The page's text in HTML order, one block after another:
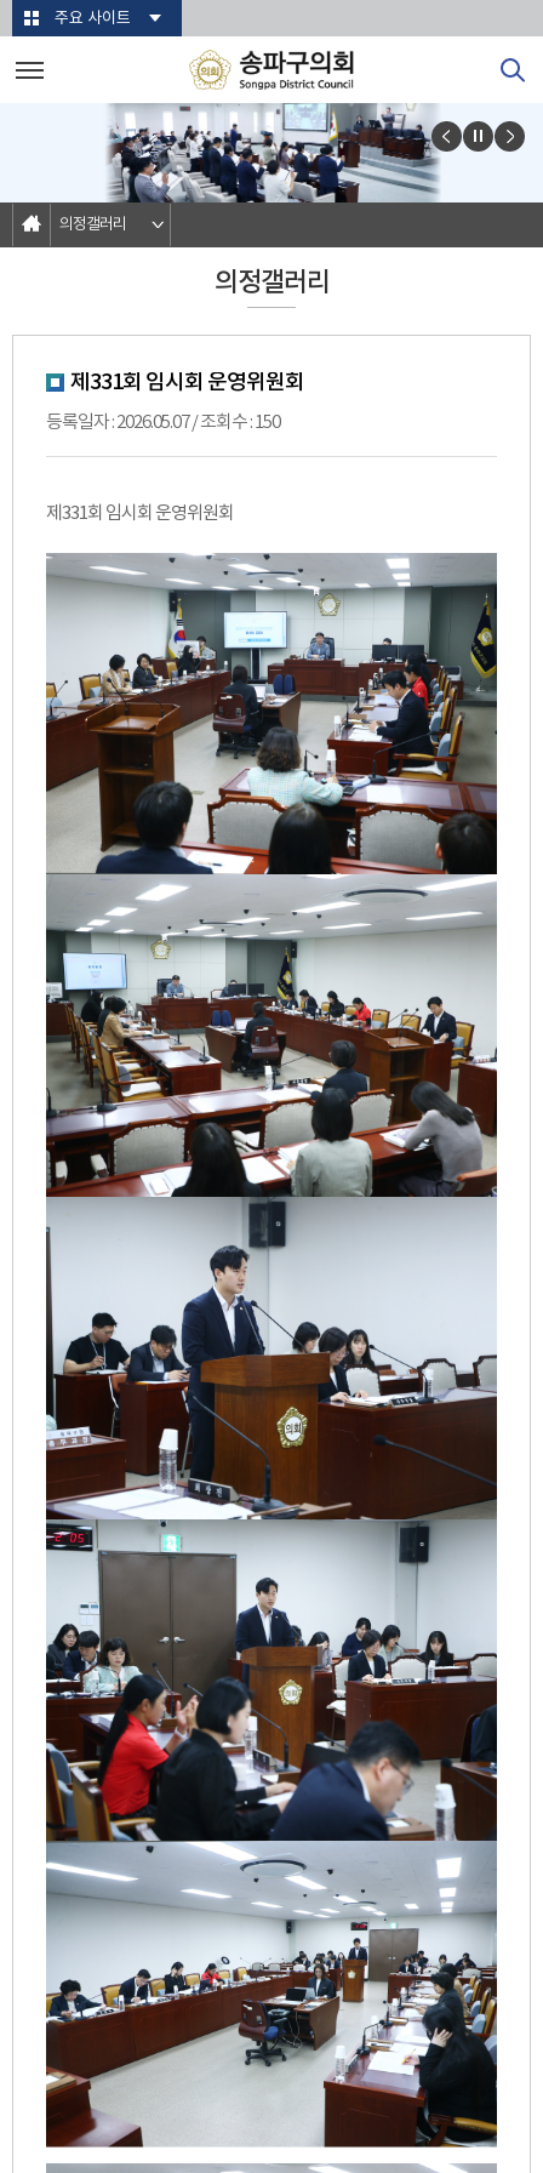
본문바로가기주요 사이트
의정갤러리
의정갤러리
제331회 임시회 운영위원회
등록일자 : 2026.05.07 / 조회수 : 150
제331회 임시회 운영위원회